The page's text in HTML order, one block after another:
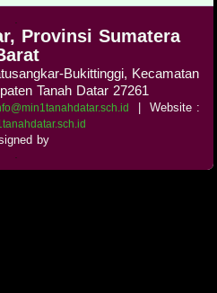
.
Provinsi Sumatera
Bukittinggi, Kecamatan
Tanah Datar 27261
Website :
by
.